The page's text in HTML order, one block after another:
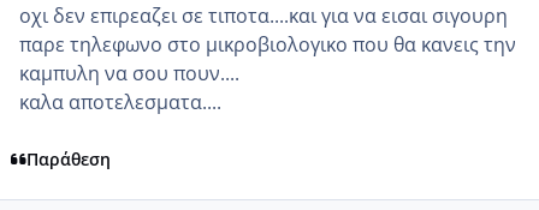
οχι δεν επιρεαζει σε τιποτα....και για να εισαι σιγουρη
παρε τηλεφωνο στο μικροβιολογικο που θα κανεις την
καμπυλη να σου πουν....
καλα αποτελεσματα....
Παράθεση